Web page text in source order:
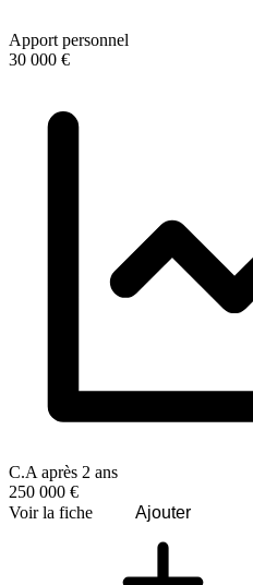
Apport personnel
30 000 €
C.A après 2 ans
250 000 €
Voir la fiche
Ajouter